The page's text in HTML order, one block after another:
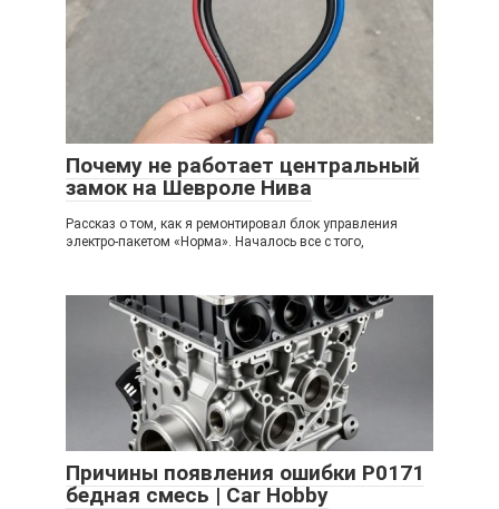
Почему не работает центральный
замок на Шевроле Нива
Рассказ о том, как я ремонтировал блок управления
электро-пакетом «Норма». Началось все с того,
Причины появления ошибки P0171
бедная смесь | Car Hobby